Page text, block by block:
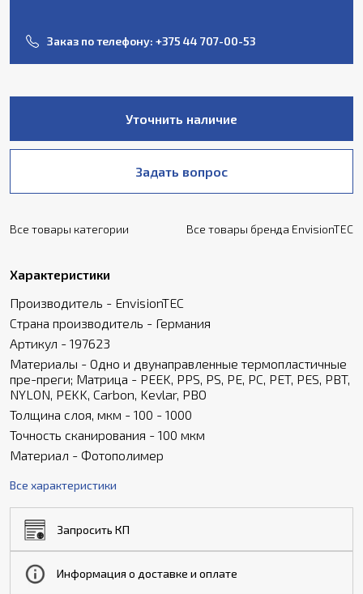
Заказ по телефону: +375 44 707-00-53
Уточнить наличие
Задать вопрос
Все товары категории Все товары бренда EnvisionTEC
Характеристики
Производитель - EnvisionTEC
Страна производитель - Германия
Артикул - 197623
Материалы - Одно и двунаправленные термопластичные
пре-преги; Матрица - PEEK, PPS, PS, PE, PC, PET, PES, PBT,
NYLON, PEKK, Carbon, Kevlar, PBO
Толщина слоя, мкм - 100 - 1000
Точность сканирования - 100 мкм
Материал - Фотополимер
Все характеристики
Запросить КП
Информация о доставке и оплате